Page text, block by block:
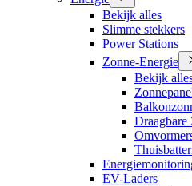
Bekijk alles
Slimme stekkers
Power Stations
Zonne-Energie
Bekijk
Draagbare
EV-Laders